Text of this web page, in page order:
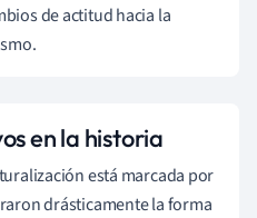
de actitud hacia la
en la historia
está marcada por
drásticamente la forma